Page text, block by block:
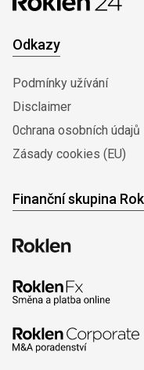
Odkazy
Podmínky užívání
Disclaimer
0chrana osobních údajů
Zásady cookies (EU)
Finanční skupina